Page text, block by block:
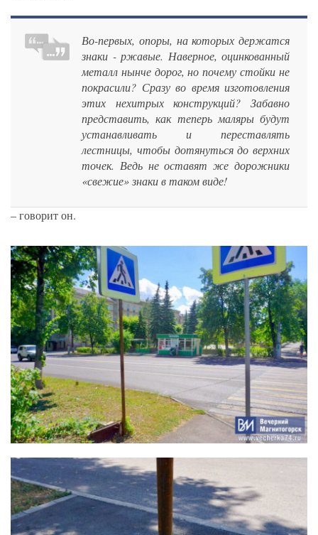
Во-первых, опоры, на которых держатся
знаки - ржавые. Наверное, оцинкованный
металл нынче дорог, но почему стойки не
покрасили? Сразу во время изготовления
этих нехитрых конструкций? Забавно
представить, как теперь маляры будут
устанавливать и переставлять
лестницы, чтобы дотянуться до верхних
точек. Ведь не оставят же дорожники
«свежие» знаки в таком виде!
– говорит он.